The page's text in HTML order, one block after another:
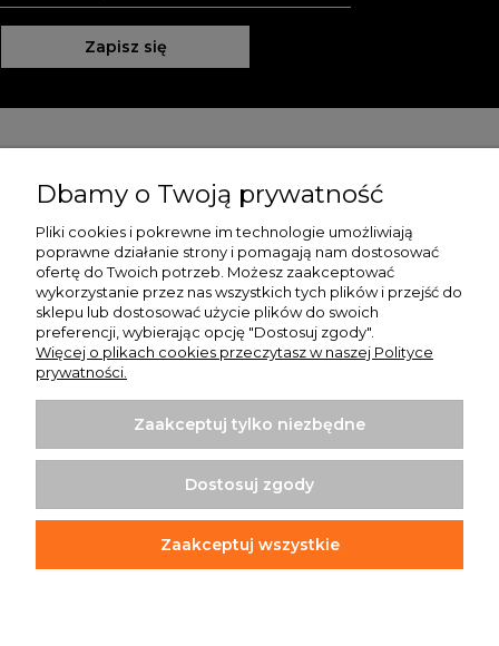
Zapisz się
Moje konto
Płatności i dostawa
O nas
Koszulki z nadrukiem | Sklep internetowy Rule Out
info@ruleout.pl
REGON: 365373965
Dbamy o Twoją prywatność
Pliki cookies i pokrewne im technologie umożliwiają
poprawne działanie strony i pomagają nam dostosować
ofertę do Twoich potrzeb. Możesz zaakceptować
wykorzystanie przez nas wszystkich tych plików i przejść do
sklepu lub dostosować użycie plików do swoich
preferencji, wybierając opcję "Dostosuj zgody".
Więcej o plikach cookies przeczytasz w naszej Polityce
prywatności.
Zaakceptuj tylko niezbędne
Dostosuj zgody
Zaakceptuj wszystkie